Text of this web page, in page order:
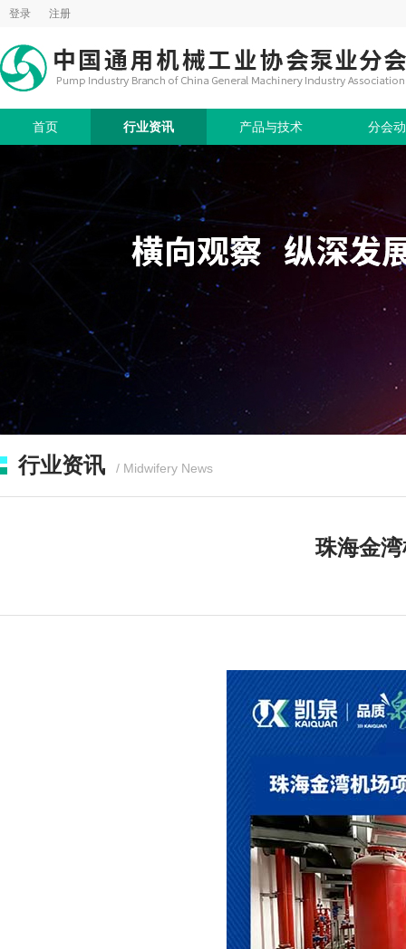
登录 注册
首页 行业资讯 产品与技术 分会
行业资讯 / Midwifery News
珠海金